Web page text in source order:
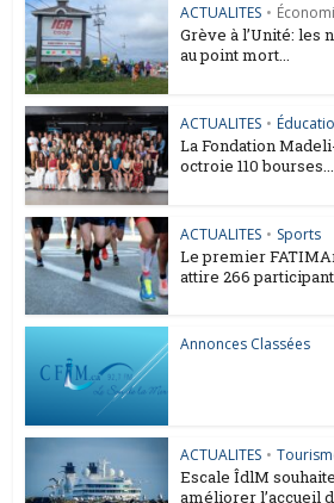
ACTUALITES •
Grève à l’Unité: les
au point mort...
ACTUALITES •
La Fondation
octroie 110 bourses...
ACTUALITES • Sports
Le premier
attire 266
Annonces Classées
ACTUALITES •
Escale ÎdlM souhaite
améliorer l’accueil